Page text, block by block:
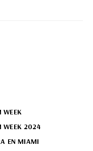
WEEK
WEEK 2024
EN MIAMI